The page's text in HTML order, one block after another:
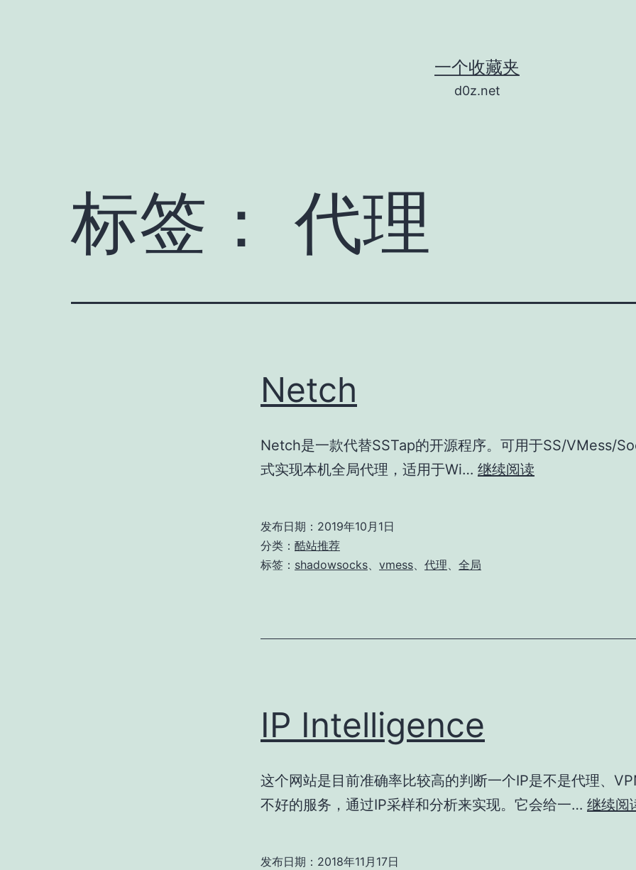
一个收藏夹
d0z.net
标签： 代理
Netch
Netch是一款代替SSTap的开源程序。可用于SS/VMess/
式实现本机全局代理，适用于Wi… 继续阅读
发布日期： 2019年10月1日
分类： 酷站推荐
标签： shadowsocks、 vmess、 代理、 全局
IP Intelligence
这个网站是目前准确率比较高的判断一个IP是不是代理、
不好的服务，通过IP采样和分析来实现。它会给一… 继续阅
发布日期： 2018年11月17日